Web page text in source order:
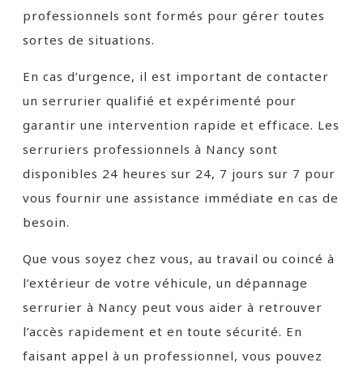
professionnels sont formés pour gérer toutes
sortes de situations.
En cas d’urgence, il est important de contacter
un serrurier qualifié et expérimenté pour
garantir une intervention rapide et efficace. Les
serruriers professionnels à Nancy sont
disponibles 24 heures sur 24, 7 jours sur 7 pour
vous fournir une assistance immédiate en cas de
besoin.
Que vous soyez chez vous, au travail ou coincé à
l’extérieur de votre véhicule, un dépannage
serrurier à Nancy peut vous aider à retrouver
l’accès rapidement et en toute sécurité. En
faisant appel à un professionnel, vous pouvez